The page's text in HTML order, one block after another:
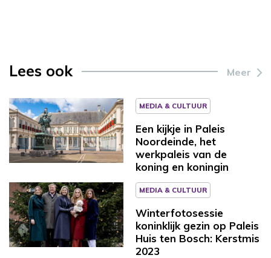
Lees ook Meer
MEDIA & CULTUUR
Een kijkje in Paleis
Noordeinde, het
werkpaleis van de
koning en koningin
MEDIA & CULTUUR
Winterfotosessie
koninklijk gezin op Paleis
Huis ten Bosch: Kerstmis
2023